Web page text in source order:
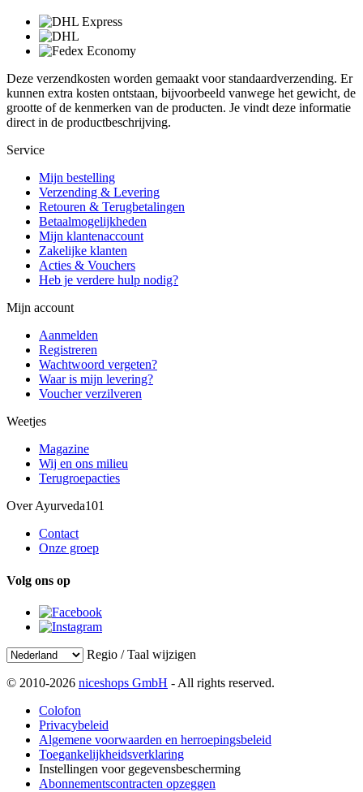
Deze verzendkosten worden gemaakt voor standaardverzending. Er
kunnen extra kosten ontstaan, bijvoorbeeld vanwege het gewicht, de
grootte of de kenmerken van de producten. Je vindt deze informatie
direct in de productbeschrijving.
Service
Mijn bestelling
Verzending & Levering
Retouren & Terugbetalingen
Betaalmogelijkheden
Mijn klantenaccount
Zakelijke klanten
Acties & Vouchers
Heb je verdere hulp nodig?
Mijn account
Aanmelden
Registreren
Wachtwoord vergeten?
Waar is mijn levering?
Voucher verzilveren
Weetjes
Magazine
Wij en ons milieu
Terugroepacties
Over Ayurveda101
Contact
Onze groep
Volg ons op
Regio / Taal wijzigen
© 2010-2026 niceshops GmbH - All rights reserved.
Colofon
Privacybeleid
Algemene voorwaarden en herroepingsbeleid
Toegankelijkheidsverklaring
Instellingen voor gegevensbescherming
Abonnementscontracten opzeggen